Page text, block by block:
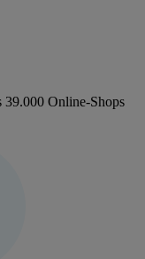
39.000 Online-Shops